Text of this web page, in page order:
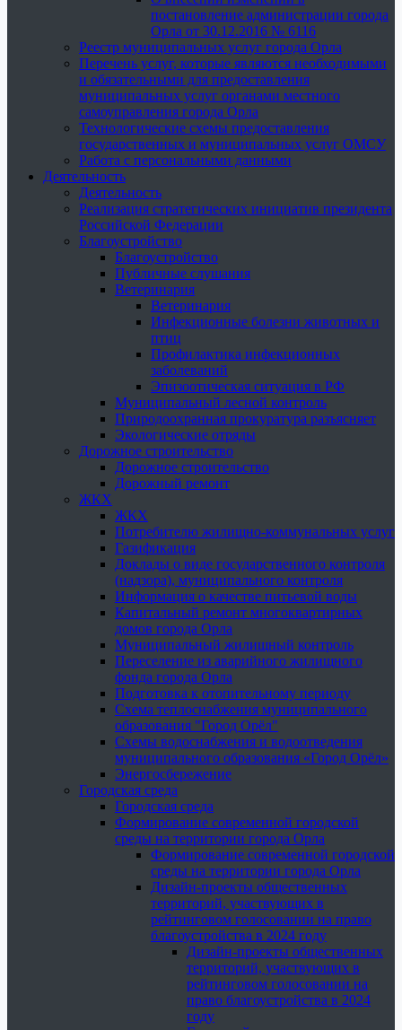
постановление администрации города
Орла от 30.12.2016 № 6116
Реестр муниципальных услуг города Орла
Перечень услуг, которые являются необходимыми
и обязательными для предоставления
муниципальных услуг органами местного
самоуправления города Орла
Технологические схемы предоставления
государственных и муниципальных услуг ОМСУ
Работа с персональными данными
Деятельность
Деятельность
Реализация стратегических инициатив президента
Российской Федерации
Благоустройство
Благоустройство
Публичные слушания
Ветеринария
Ветеринария
Инфекционные болезни животных и
птиц
Профилактика инфекционных
заболеваний
Эпизоотическая ситуация в РФ
Муниципальный лесной контроль
Природоохранная прокуратура разъясняет
Экологические отряды
Дорожное строительство
Дорожное строительство
Дорожный ремонт
ЖКХ
ЖКХ
Потребителю жилищно-коммунальных услуг
Газификация
Доклады о виде государственного контроля
(надзора), муниципального контроля
Информация о качестве питьевой воды
Капитальный ремонт многоквартирных
домов города Орла
Муниципальный жилищный контроль
Переселение из аварийного жилищного
фонда города Орла
Подготовка к отопительному периоду
Схема теплоснабжения муниципального
образования "Город Орёл"
Схемы водоснабжения и водоотведения
муниципального образования «Город Орёл»
Энергосбережение
Городская среда
Городская среда
Формирование современной городской
среды на территории города Орла
Формирование современной городской
среды на территории города Орла
Дизайн-проекты общественных
территорий, участвующих в
рейтинговом голосовании на право
благоустройства в 2024 году
Дизайн-проекты общественных
территорий, участвующих в
рейтинговом голосовании на
право благоустройства в 2024
году